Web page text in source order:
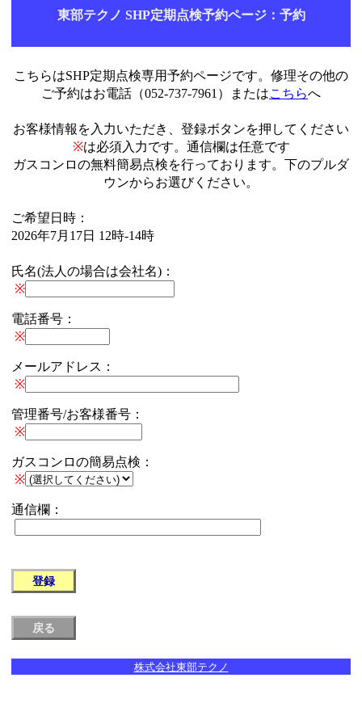
東部テクノ SHP定期点検予約ページ：予約
こちらはSHP定期点検専用予約ページです。修理その他の
ご予約はお電話（052-737-7961）またはこちらへ
お客様情報を入力いただき、登録ボタンを押してください
※は必須入力です。通信欄は任意です
ガスコンロの無料簡易点検を行っております。下のプルダ
ウンからお選びください。
ご希望日時：
2026年7月17日 12時-14時
氏名(法人の場合は会社名)：
※
電話番号：
※
メールアドレス：
※
管理番号/お客様番号：
※
ガスコンロの簡易点検：
※
通信欄：
株式会社東部テクノ